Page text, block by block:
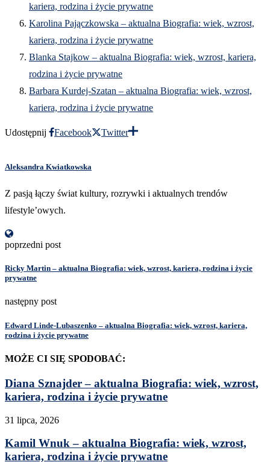
kariera, rodzina i życie prywatne
Karolina Pajączkowska – aktualna Biografia: wiek, wzrost,
kariera, rodzina i życie prywatne
Blanka Stajkow – aktualna Biografia: wiek, wzrost, kariera,
rodzina i życie prywatne
Barbara Kurdej-Szatan – aktualna Biografia: wiek, wzrost,
kariera, rodzina i życie prywatne
Udostępnij Facebook Twitter
Aleksandra Kwiatkowska
Z pasją łączy świat kultury, rozrywki i aktualnych trendów
lifestyle’owych.
poprzedni post
Ricky Martin – aktualna Biografia: wiek, wzrost, kariera, rodzina i życie
prywatne
następny post
Edward Linde-Lubaszenko – aktualna Biografia: wiek, wzrost, kariera,
rodzina i życie prywatne
MOŻE CI SIĘ SPODOBAĆ:
Diana Sznajder – aktualna Biografia: wiek, wzrost,
kariera, rodzina i życie prywatne
31 lipca, 2026
Kamil Wnuk – aktualna Biografia: wiek, wzrost,
kariera, rodzina i życie prywatne